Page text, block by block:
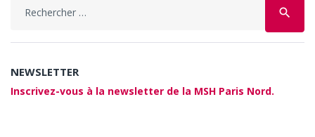
search
NEWSLETTER
Inscrivez-vous à la newsletter de la MSH Paris Nord.